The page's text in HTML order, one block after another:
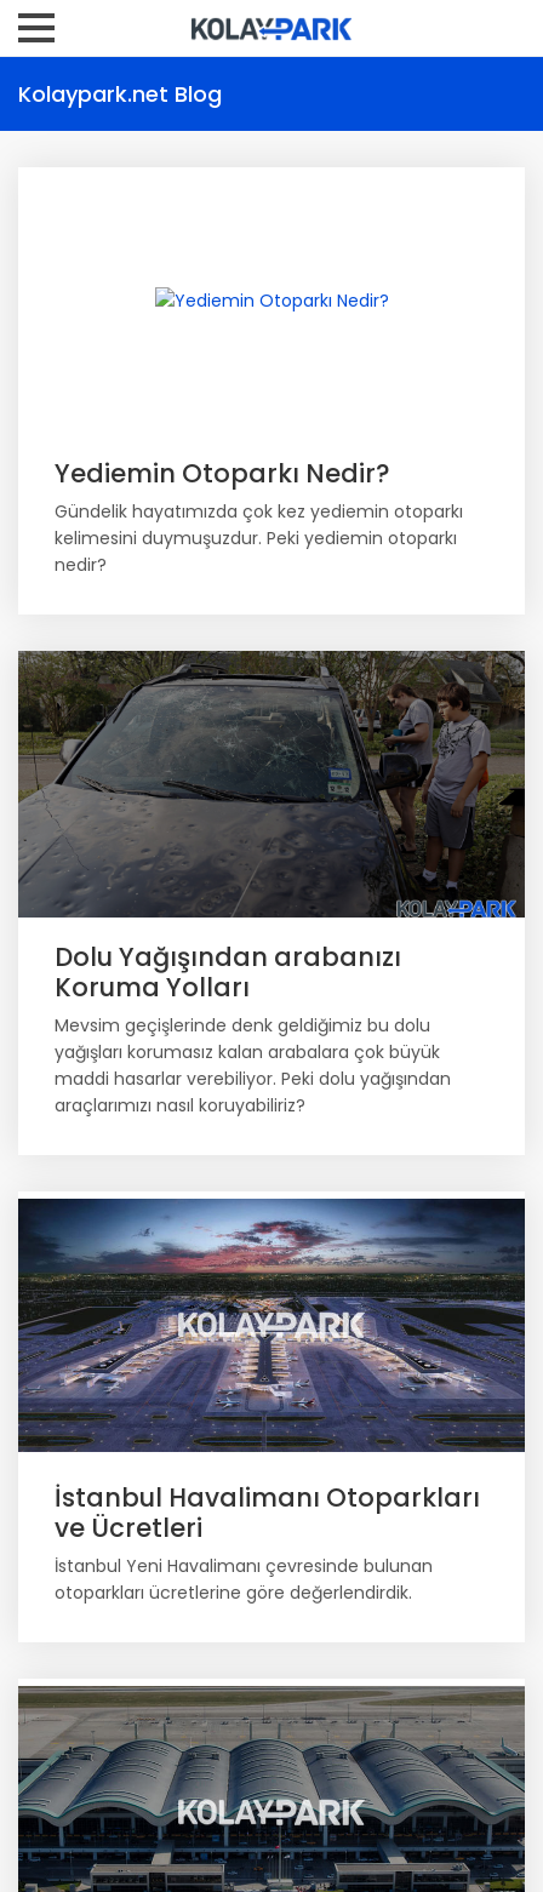
Kolaypark.net Blog
Yediemin Otoparkı Nedir?
Gündelik hayatımızda çok kez yediemin otoparkı
kelimesini duymuşuzdur. Peki yediemin otoparkı
nedir?
Dolu Yağışından arabanızı
Koruma Yolları
Mevsim geçişlerinde denk geldiğimiz bu dolu
yağışları korumasız kalan arabalara çok büyük
maddi hasarlar verebiliyor. Peki dolu yağışından
araçlarımızı nasıl koruyabiliriz?
İstanbul Havalimanı Otoparkları
ve Ücretleri
İstanbul Yeni Havalimanı çevresinde bulunan
otoparkları ücretlerine göre değerlendirdik.